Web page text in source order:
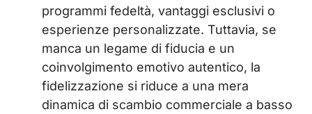
programmi fedeltà, vantaggi esclusivi o
esperienze personalizzate. Tuttavia, se
manca un legame di fiducia e un
coinvolgimento emotivo autentico, la
fidelizzazione si riduce a una mera
dinamica di scambio commerciale a basso